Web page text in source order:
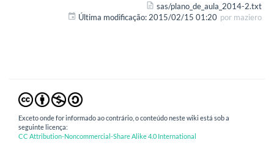
sas/plano_de_aula_2014-2.txt
Última modificação: 2015/02/15 01:20 por maziero
Exceto onde for informado ao contrário, o conteúdo neste wiki está sob a
seguinte licença:
CC Attribution-Noncommercial-Share Alike 4.0 International